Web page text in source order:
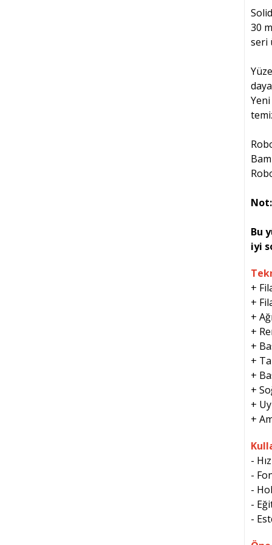
30
seri
Not:
Bu
iyi
+
+
+
+
+
+
+
+
+
+
-
-
-
-
-